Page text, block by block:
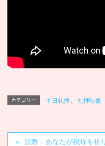
カテゴリー 主日礼拝 礼拝映像
説教：あなたが祝福を